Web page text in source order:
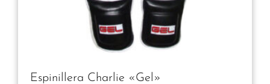
Espinillera Charlie «Gel»